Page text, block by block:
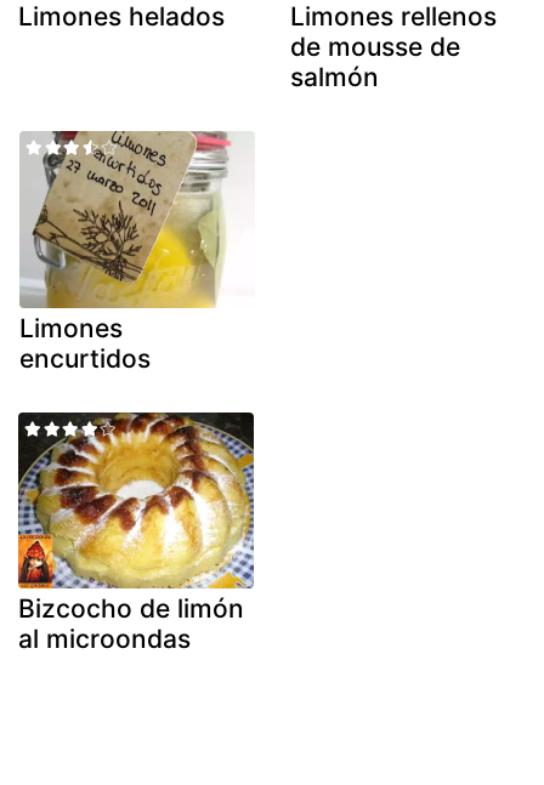
Limones helados
Limones rellenos
de mousse de
salmón
Limones
encurtidos
Bizcocho de limón
al microondas